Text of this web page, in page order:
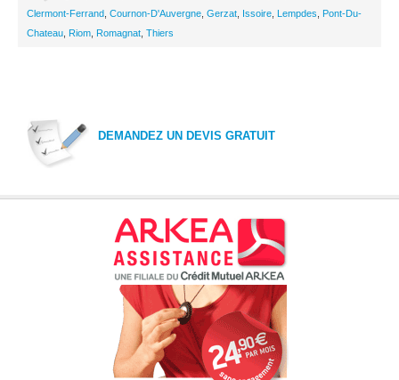
Clermont-Ferrand Cournon-D'Auvergne Gerzat Issoire Lempdes
Pont-Du-
Chateau Riom Romagnat Thiers
DEMANDEZ UN DEVIS GRATUIT